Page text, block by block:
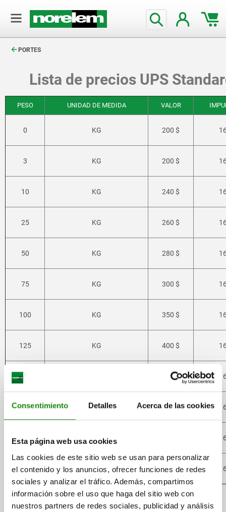
Consentimiento Detalles Acerca de las cookies
Esta página web usa cookies
Las cookies de este sitio web se usan para personalizar
el contenido y los anuncios, ofrecer funciones de redes
sociales y analizar el tráfico. Además, compartimos
información sobre el uso que haga del sitio web con
nuestros partners de redes sociales, publicidad y análisis
PORTES
Lista de precios UPS
PESO UNIDAD DE MEDIDA VALOR
0 KG 200 $
3 KG 200 $
10 KG 240 $
25 KG 260 $
50 KG 280 $
75 KG 300 $
100 KG 350 $
125 KG 400 $
150 500 $
175 KG 550 $
225
300 KG 800 $